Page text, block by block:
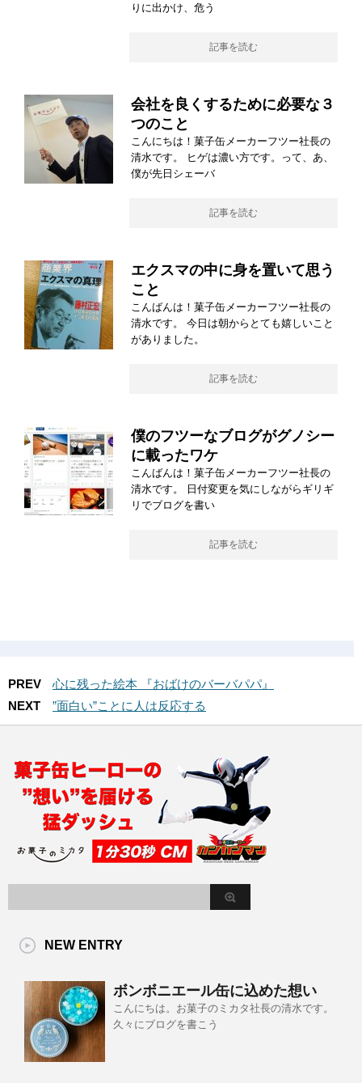
りに出かけ、危う
記事を読む
会社を良くするために必要な３
つのこと
こんにちは！菓子缶メーカーフツー社長の
清水です。 ヒゲは濃い方です。って、あ、
僕が先日シェーバ
記事を読む
エクスマの中に身を置いて思う
こと
こんばんは！菓子缶メーカーフツー社長の
清水です。 今日は朝からとても嬉しいこと
がありました。
記事を読む
僕のフツーなブログがグノシー
に載ったワケ
こんばんは！菓子缶メーカーフツー社長の
清水です。 日付変更を気にしながらギリギ
リでブログを書い
記事を読む
PREV
心に残った絵本 『おばけのバーバパパ』
NEXT
”面白い”ことに人は反応する
NEW ENTRY
ボンボニエール缶に込めた想い
こんにちは。お菓子のミカタ社長の清水です。
久々にブログを書こう